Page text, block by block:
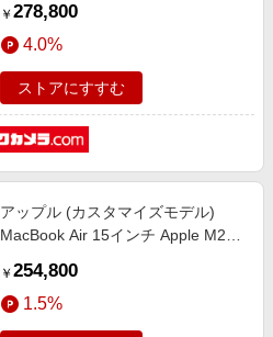
CPUと10コアGPU] ミッドナイト
MDHF4J/A
￥ 278,800
4.0%
ストアにすすむ
アップル (カスタマイズモデル)
MacBook Air 15インチ Apple M2チ
SSD 512GB メモリ 16GB 8コア
CPUと10コアGPU ］ シルバー
MQKT3
￥ 254,800
1.5%